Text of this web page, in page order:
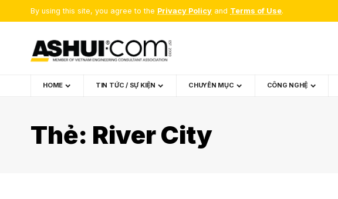
By using this site, you agree to the Privacy Policy and Terms of Use.
HOME TIN TỨC / SỰ KIỆN CHUYÊN MỤC CÔNG NGHỆ
Thẻ: River City